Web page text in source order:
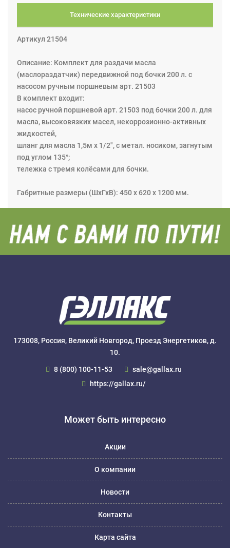
Технические характеристики
Артикул 21504
Описание: Комплект для раздачи масла
(маслораздатчик) передвижной под бочки 200 л. с
насосом ручным поршневым арт. 21503
В комплект входит:
насос ручной поршневой арт. 21503 под бочки 200 л. для
масла, высоковязких масел, некоррозионно-активных
жидкостей,
шланг для масла 1,5м х 1/2", с метал. носиком, загнутым
под углом 135°;
тележка с тремя колёсами для бочки.
Габритные размеры (ШхГхВ): 450 х 620 х 1200 мм.
173008, Россия, Великий Новгород, Проезд Энергетиков, д.
10.
8 (800) 100-11-53
sale@gallax.ru
https://gallax.ru/
Может быть интересно
Акции
О компании
Новости
Контакты
Карта сайта